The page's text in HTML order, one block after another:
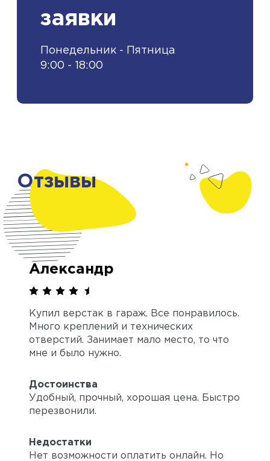
заявки
Понедельник - Пятница
9:00 - 18:00
Отзывы
Александр
Купил верстак в гараж. Все понравилось.
Много креплений и технических
отверстий. Занимает мало место, то что
мне и было нужно.
Достоинства
Удобный, прочный, хорошая цена. Быстро
перезвонили.
Недостатки
Нет возможности оплатить онлайн. Но